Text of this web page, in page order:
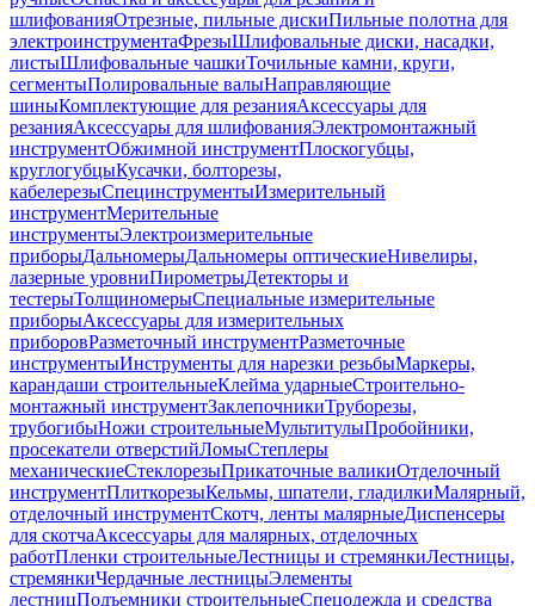
шлифованияОтрезные, пильные дискиПильные полотна для
электроинструментаФрезыШлифовальные диски, насадки,
листыШлифовальные чашкиТочильные камни, круги,
сегментыПолировальные валыНаправляющие
шиныКомплектующие для резанияАксессуары для
резанияАксессуары для шлифованияЭлектромонтажный
инструментОбжимной инструментПлоскогубцы,
круглогубцыКусачки, болторезы,
кабелерезыСпецинструментыИзмерительный
инструментМерительные
инструментыЭлектроизмерительные
приборыДальномерыДальномеры оптическиеНивелиры,
лазерные уровниПирометрыДетекторы и
тестерыТолщиномерыСпециальные измерительные
приборыАксессуары для измерительных
приборовРазметочный инструментРазметочные
инструментыИнструменты для нарезки резьбыМаркеры,
карандаши строительныеКлейма ударныеСтроительно-
монтажный инструментЗаклепочникиТруборезы,
трубогибыНожи строительныеМультитулыПробойники,
просекатели отверстийЛомыСтеплеры
механическиеСтеклорезыПрикаточные валикиОтделочный
инструментПлиткорезыКельмы, шпатели, гладилкиМалярный,
отделочный инструментСкотч, ленты малярныеДиспенсеры
для скотчаАксессуары для малярных, отделочных
работПленки строительныеЛестницы и стремянкиЛестницы,
стремянкиЧердачные лестницыЭлементы
лестницПодъемники строительныеСпецодежда и средства